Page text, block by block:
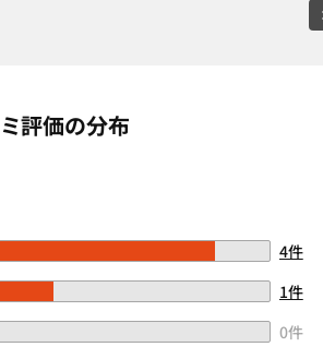
評価の分布
4件
1件
0件